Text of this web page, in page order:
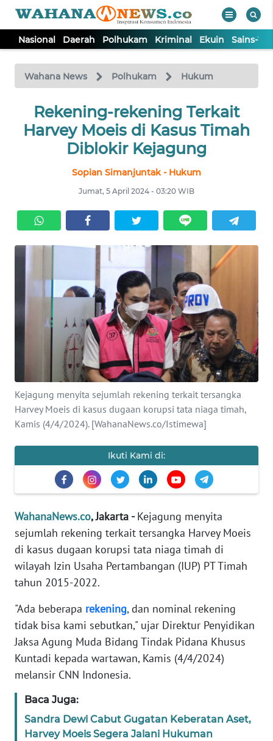
Nasional Daerah Polhukam Kriminal Ekuin Sains-
Wahana News Polhukam Hukum
Rekening-rekening Terkait
Harvey Moeis di Kasus Timah
Diblokir Kejagung
Sopian Simanjuntak - Hukum
Jumat, 5 April 2024 - 03:20 WIB
Kejagung menyita sejumlah rekening terkait tersangka
Harvey Moeis di kasus dugaan korupsi tata niaga timah,
Kamis (4/4/2024). [WahanaNews.co/Istimewa]
Ikuti Kami di:
WahanaNews.co, Jakarta -Kejagung menyita
sejumlah rekening terkait tersangka Harvey Moeis
di kasus dugaan korupsi tata niaga timah di
wilayah Izin Usaha Pertambangan (IUP) PT Timah
tahun 2015-2022.
"Ada beberapa rekening, dan nominal rekening
tidak bisa kami sebutkan," ujar Direktur Penyidikan
Jaksa Agung Muda Bidang Tindak Pidana Khusus
Kuntadi kepada wartawan, Kamis (4/4/2024)
melansir CNN Indonesia.
Baca Juga:
Sandra Dewi Cabut Gugatan Keberatan Aset,
Harvey Moeis Segera Jalani Hukuman
TV
Tutup
NASIONAL
KRIMINAL
EKUIN
SAINS-TEKNO
KESEHATAN
INTERNASIONAL
SERBA-SERBI
PENDIDIKAN
EDITORIAL
Informasi
INDEKS
KONTAK
KAMI
INFO
IKLAN
TENTANG
KAMI